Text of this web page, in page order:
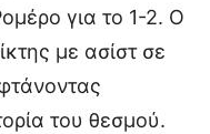
για το 1-2. Ο
με ασίστ σε
του θεσμού.